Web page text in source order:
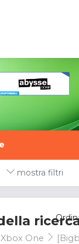
mostra filtri
Xbox One